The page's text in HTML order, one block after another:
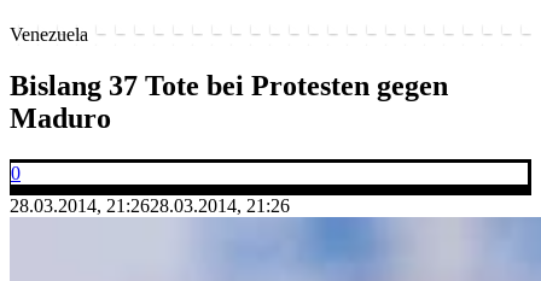
Venezuela
Bislang 37 Tote bei Protesten gegen
Maduro
0
28.03.2014, 21:2628.03.2014, 21:26